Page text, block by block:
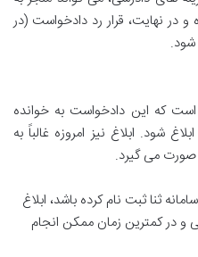
در نهایت، قرار رد دادخواست (در
که این دادخواست به خوانده
شود. ابلاغ نیز امروزه غالباً به
صورت می گیرد.
ثنا ثبت نام کرده باشد، ابلاغ
و در کمترین زمان ممکن انجام